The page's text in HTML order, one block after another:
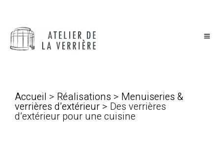
Accueil > Réalisations > Menuiseries &
verrières d’extérieur > Des verrières
d’extérieur pour une cuisine